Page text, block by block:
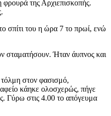
της Αρχιεπισκοπής.
σπίτι του η ώρα 7 το πρωί, ενώ
σταματήσουν. Ήταν άυπνος και
τόλμη στον φασισμό,
κάηκε ολοσχερώς, πήγε
Γύρω στις 4.00 το απόγευμα